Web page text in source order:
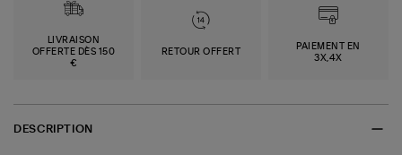
LIVRAISON
OFFERTE DÈS 150
€
RETOUR OFFERT
PAIEMENT EN
3X,4X
DESCRIPTION